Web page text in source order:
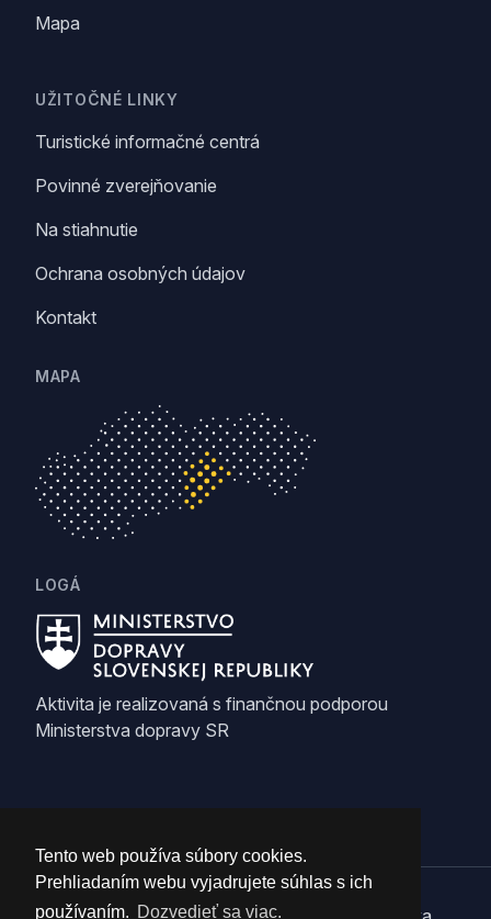
Tento web používa súbory cookies.
Prehliadaním webu vyjadrujete súhlas s ich
používaním. Dozvedieť sa viac.
Mapa
UŽITOČNÉ LINKY
Turistické informačné centrá
Povinné zverejňovanie
Na stiahnutie
Ochrana osobných údajov
Kontakt
MAPA
LOGÁ
Aktivita je realizovaná s finančnou podporou
Ministerstva dopravy SR